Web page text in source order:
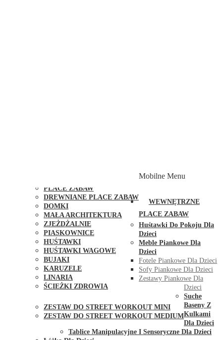
PLACE ZABAW
DREWNIANE PLACE ZABAW
DOMKI
MAŁA ARCHITEKTURA
ZJEŻDŻALNIE
PIASKOWNICE
HUŚTAWKI
HUŚTAWKI WAGOWE
BUJAKI
KARUZELE
LINARIA
ŚCIEŻKI ZDROWIA
ZESTAW DO STREET WORKOUT MINI
ZESTAW DO STREET WORKOUT MEDIUM
Mobilne Menu
WEWNĘTRZNE
PLACE ZABAW
Huśtawki Do Pokoju Dla
Dzieci
Meble Piankowe Dla
Dzieci
Fotele Piankowe Dla Dzieci
Sofy Piankowe Dla Dzieci
Zestawy Piankowe Dla
Dzieci
Suche
Baseny Z
Kulkami
Dla Dzieci
Tablice Manipulacyjne I Sensoryczne Dla Dzieci